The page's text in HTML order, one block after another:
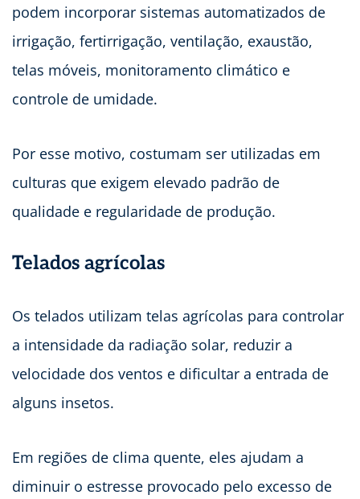
podem incorporar sistemas automatizados de
irrigação, fertirrigação, ventilação, exaustão,
telas móveis, monitoramento climático e
controle de umidade.
Por esse motivo, costumam ser utilizadas em
culturas que exigem elevado padrão de
qualidade e regularidade de produção.
Telados agrícolas
Os telados utilizam telas agrícolas para controlar
a intensidade da radiação solar, reduzir a
velocidade dos ventos e dificultar a entrada de
alguns insetos.
Em regiões de clima quente, eles ajudam a
diminuir o estresse provocado pelo excesso de